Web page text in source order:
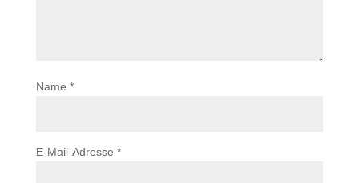
Name *
E-Mail-Adresse *